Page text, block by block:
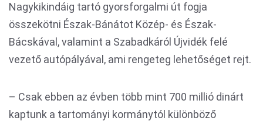
Nagykikindáig tartó gyorsforgalmi út fogja
összekötni Észak-Bánátot Közép- és Észak-
Bácskával, valamint a Szabadkáról Újvidék felé
vezető autópályával, ami rengeteg lehetőséget rejt.
– Csak ebben az évben több mint 700 millió dinárt
kaptunk a tartományi kormánytól különböző